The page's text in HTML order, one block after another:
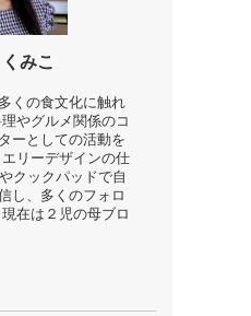
みこ
くの食文化に触れ
やグルメ関係のコ
ーとしての活動を
リーデザインの仕
クックパッドで自
し、多くのフォロ
在は２児の母ブロ